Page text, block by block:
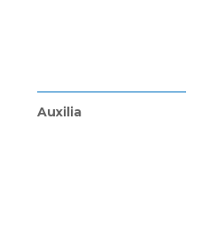
Auxilia